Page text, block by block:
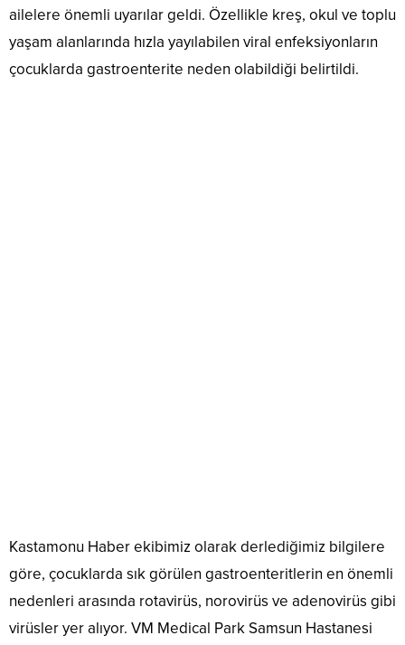
ailelere önemli uyarılar geldi. Özellikle kreş, okul ve toplu
yaşam alanlarında hızla yayılabilen viral enfeksiyonların
çocuklarda gastroenterite neden olabildiği belirtildi.
Kastamonu Haber ekibimiz olarak derlediğimiz bilgilere
göre, çocuklarda sık görülen gastroenteritlerin en önemli
nedenleri arasında rotavirüs, norovirüs ve adenovirüs gibi
virüsler yer alıyor. VM Medical Park Samsun Hastanesi